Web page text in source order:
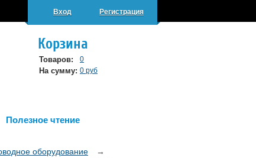
Вход Регистрация
Корзина
Товаров: 0
На сумму: 0 руб
Полезное чтение
оборудование
→